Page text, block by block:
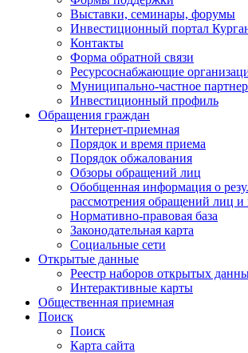
Выставки, семинары, форумы
Инвестиционный портал
Контакты
Форма обратной связи
Ресурсоснабжающие
Муниципально-частное
Инвестиционный профиль
Обращения граждан
Интернет-приемная
Порядок и время приема
Порядок обжалования
Обзоры обращений лиц
Обобщенная информация о
рассмотрения обращений лиц
Нормативно-правовая база
Законодательная карта
Социальные сети
Открытые данные
Реестр наборов открытых
Интерактивные карты
Общественная приемная
Поиск
Поиск
Карта сайта